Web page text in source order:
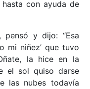
con ayuda de
y dijo: “Esa
mi niñez’ que tuvo
la hice en la
el sol quiso darse
las nubes todavía